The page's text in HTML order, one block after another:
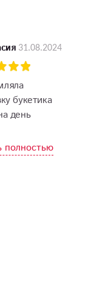
31.08.2024
букетика
день
доставили
цветочки
полностью